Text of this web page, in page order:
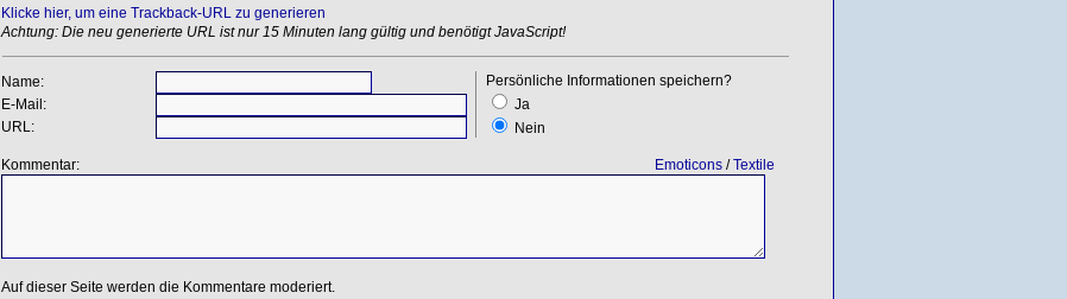
Klicke hier, um eine Trackback-URL zu generieren
Achtung: Die neu generierte URL ist nur 15 Minuten lang gültig und benötigt JavaScript!
Name:
Persönliche Informationen speichern?
Ja
Nein
E-Mail:
URL:
Kommentar: Emoticons/Textile
Auf dieser Seite werden die Kommentare moderiert.